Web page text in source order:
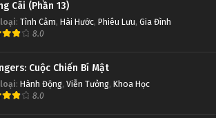
Cãi (Phần 13)
: Tình Cảm, Hài Hước, Phiêu Lưu, Gia Đình
8.0
Cuộc Chiến Bí Mật
: Hành Động, Viễn Tưởng, Khoa Học
8.0